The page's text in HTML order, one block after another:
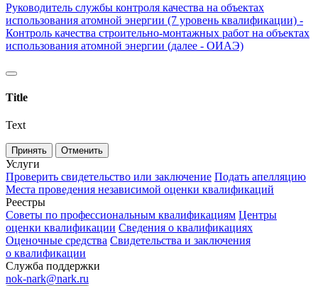
Руководитель службы контроля качества на объектах
использования атомной энергии (7 уровень квалификации) -
Контроль качества строительно-монтажных работ на объектах
использования атомной энергии (далее - ОИАЭ)
Title
Text
Принять Отменить
Услуги
Проверить свидетельство или заключение Подать апелляцию
Места проведения независимой оценки квалификаций
Реестры
Советы по профессиональным квалификациям Центры
оценки квалификации Сведения о квалификациях
Оценочные средства Свидетельства и заключения
о квалификации
Служба поддержки
nok-nark@nark.ru